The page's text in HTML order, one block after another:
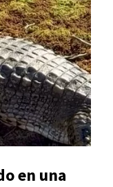
en una